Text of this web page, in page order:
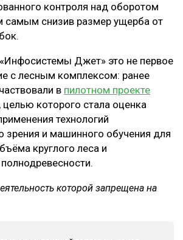
контроля над оборотом
самым снизив размер ущерба от
Джет» это не первое
с лесным комплексом: ранее
в пилотном проекте
целью которого стала оценка
технологий
зрения и машинного обучения для
круглого леса и
которой запрещена на